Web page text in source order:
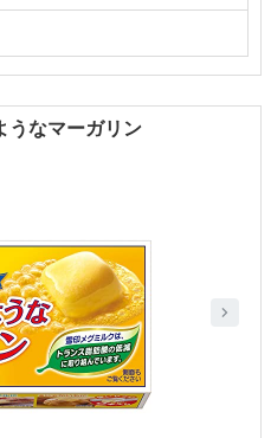
うなマーガリン